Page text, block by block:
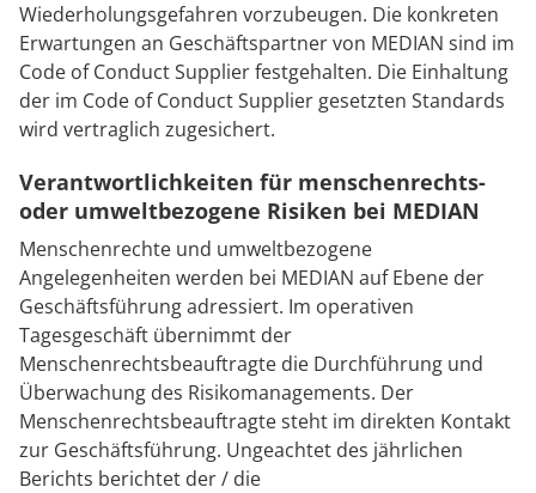
Wiederholungsgefahren vorzubeugen. Die konkreten
Erwartungen an Geschäftspartner von MEDIAN sind im
Code of Conduct Supplier festgehalten. Die Einhaltung
der im Code of Conduct Supplier gesetzten Standards
wird vertraglich zugesichert.
Verantwortlichkeiten für menschenrechts-
oder umweltbezogene Risiken bei MEDIAN
Menschenrechte und umweltbezogene
Angelegenheiten werden bei MEDIAN auf Ebene der
Geschäftsführung adressiert. Im operativen
Tagesgeschäft übernimmt der
Menschenrechtsbeauftragte die Durchführung und
Überwachung des Risikomanagements. Der
Menschenrechtsbeauftragte steht im direkten Kontakt
zur Geschäftsführung. Ungeachtet des jährlichen
Berichts berichtet der / die